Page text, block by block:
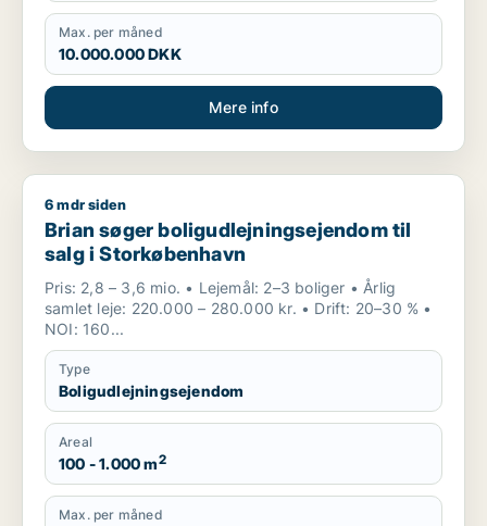
Max. per måned
10.000.000 DKK
Mere info
Brian søger boligudlejningsejendom til salg i Storkøbenhavn
6 mdr siden
Brian søger boligudlejningsejendom til
salg i Storkøbenhavn
Pris: 2,8 – 3,6 mio. • Lejemål: 2–3 boliger • Årlig
samlet leje: 220.000 – 280.000 kr. • Drift: 20–30 % •
NOI: 160...
Type
Boligudlejningsejendom
Areal
100 - 1.000 m2
Max. per måned